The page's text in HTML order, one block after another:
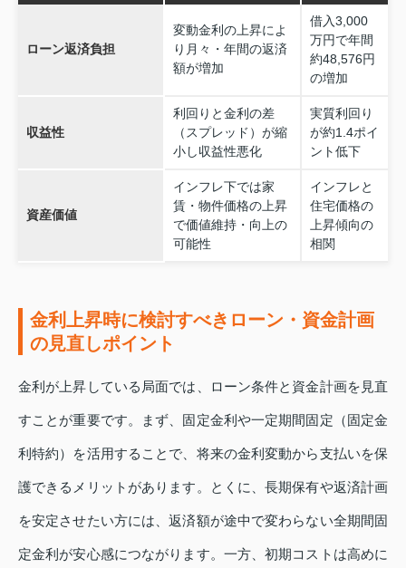
ローン返済負担
変動金利の上昇によ
り月々・年間の返済
額が増加
借入3,000
万円で年間
約48,576円
の増加
収益性
利回りと金利の差
（スプレッド）が縮
小し収益性悪化
実質利回り
が約1.4ポイ
ント低下
資産価値
インフレ下では家
賃・物件価格の上昇
で価値維持・向上の
可能性
インフレと
住宅価格の
上昇傾向の
相関
金利上昇時に検討すべきローン・資金計画
の見直しポイント
金利が上昇している局面では、ローン条件と資金計画を見直
すことが重要です。まず、固定金利や一定期間固定（固定金
利特約）を活用することで、将来の金利変動から支払いを保
護できるメリットがあります。とくに、長期保有や返済計画
を安定させたい方には、返済額が途中で変わらない全期間固
定金利が安心感につながります。一方、初期コストは高めに